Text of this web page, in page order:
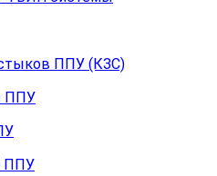
ППУ (КЗС)
ППУ
ППУ